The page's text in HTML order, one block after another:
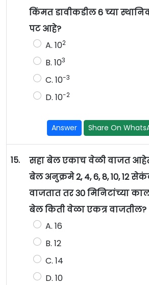
किंमत डावीकडील 6 च्या
पट आहे?
A. 102
B. 103
C. 10-3
D. 10-2
Answer Share On
15.
सहा बेल एकाच वेळी वाजत
बेल अनुक्रमे 2, 4, 6, 8, 10, 12
वाजतात तर 30 मिनिटांच्या
बेल किती वेळा एकत्र वाजतील?
A. 16
B. 12
C. 14
D. 10